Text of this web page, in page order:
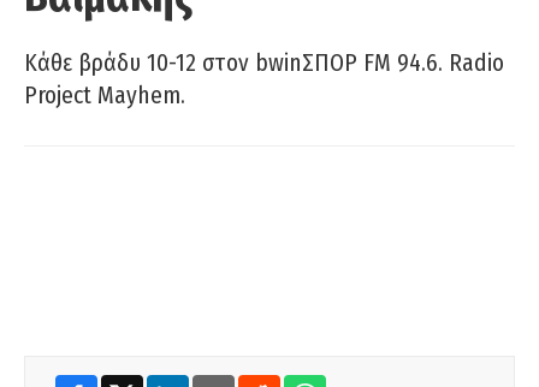
Κάθε βράδυ 10-12 στον bwinΣΠΟΡ FM 94.6. Radio
Project Mayhem.